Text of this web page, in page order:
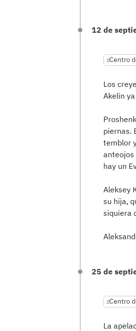
12 de
Centro
Los
Akelin
piernas.
temblor
anteojos
hay un
Aleksey
su hija,
siquiera
25 de
Centro
La